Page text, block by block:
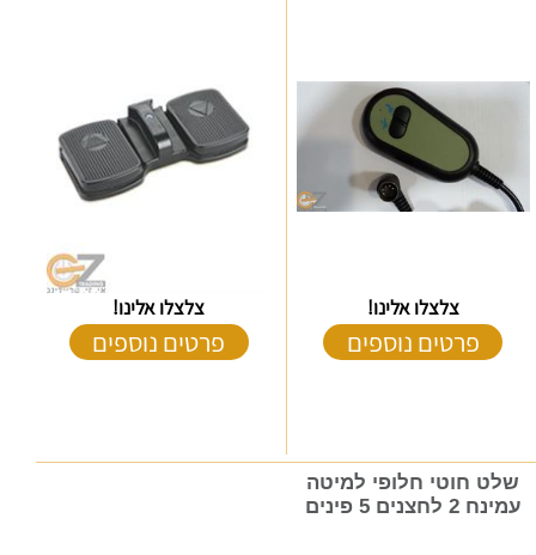
צלצלו אלינו!
פרטים נוספים
צלצלו אלינו!
פרטים נוספים
שלט חוטי חלופי למיטה
עמינח 2 לחצנים 5 פינים